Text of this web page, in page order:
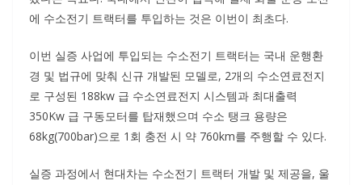
에 수소전기 트랙터를 투입하는 것은 이번이 최초다.
이번 실증 사업에 투입되는 수소전기 트랙터는 국내 운행환
경 및 법규에 맞춰 신규 개발된 모델로, 2개의 수소연료전지
로 구성된 188kw 급 수소연료전지 시스템과 최대출력
350Kw 급 구동모터를 탑재했으며 수소 탱크 용량은
68kg(700bar)으로 1회 충전 시 약 760km를 주행할 수 있다.
실증 과정에서 현대차는 수소전기 트랙터 개발 및 제공을, 울